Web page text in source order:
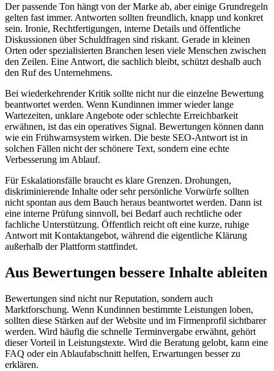
Der passende Ton hängt von der Marke ab, aber einige Grundregeln
gelten fast immer. Antworten sollten freundlich, knapp und konkret
sein. Ironie, Rechtfertigungen, interne Details und öffentliche
Diskussionen über Schuldfragen sind riskant. Gerade in kleinen
Orten oder spezialisierten Branchen lesen viele Menschen zwischen
den Zeilen. Eine Antwort, die sachlich bleibt, schützt deshalb auch
den Ruf des Unternehmens.
Bei wiederkehrender Kritik sollte nicht nur die einzelne Bewertung
beantwortet werden. Wenn Kundinnen immer wieder lange
Wartezeiten, unklare Angebote oder schlechte Erreichbarkeit
erwähnen, ist das ein operatives Signal. Bewertungen können dann
wie ein Frühwarnsystem wirken. Die beste SEO-Antwort ist in
solchen Fällen nicht der schönere Text, sondern eine echte
Verbesserung im Ablauf.
Für Eskalationsfälle braucht es klare Grenzen. Drohungen,
diskriminierende Inhalte oder sehr persönliche Vorwürfe sollten
nicht spontan aus dem Bauch heraus beantwortet werden. Dann ist
eine interne Prüfung sinnvoll, bei Bedarf auch rechtliche oder
fachliche Unterstützung. Öffentlich reicht oft eine kurze, ruhige
Antwort mit Kontaktangebot, während die eigentliche Klärung
außerhalb der Plattform stattfindet.
Aus Bewertungen bessere Inhalte ableiten
Bewertungen sind nicht nur Reputation, sondern auch
Marktforschung. Wenn Kundinnen bestimmte Leistungen loben,
sollten diese Stärken auf der Website und im Firmenprofil sichtbarer
werden. Wird häufig die schnelle Terminvergabe erwähnt, gehört
dieser Vorteil in Leistungstexte. Wird die Beratung gelobt, kann eine
FAQ oder ein Ablaufabschnitt helfen, Erwartungen besser zu
erklären.